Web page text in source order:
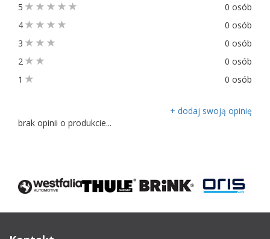
5
0 osób
4
0 osób
3
0 osób
2
0 osób
1
0 osób
+ dodaj swoją opinię
brak opinii o produkcie...